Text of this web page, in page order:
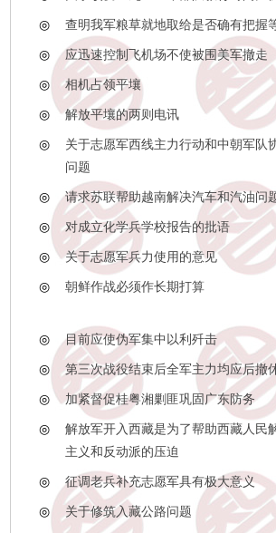
◎ 查明我军粮草就地取给是否确有把握
◎ 应迅速控制飞机场不使被围美军撤走
◎ 相机占领平壤
◎ 解放平壤的两则电讯
◎
关于志愿军西线主力行动和中朝军队
问题
◎ 请求苏联帮助越南解决汽车和汽油问
◎ 对成立化学兵学校报告的批语
◎ 关于志愿军兵力使用的意见
◎ 朝鲜作战必须作长期打算
◎ 目前应使伪军集中以利歼击
◎ 第三次战役结束后全军主力均应后撤
◎ 加紧督促桂粤湘剿匪巩固广东防务
◎
解放军开入西藏是为了帮助西藏人民
主义和反动派的压迫
◎ 征调老兵补充志愿军具有极大意义
◎ 关于修筑入藏公路问题